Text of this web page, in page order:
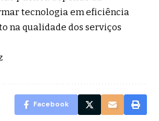
tecnologia em eficiência
na qualidade dos serviços
Facebook